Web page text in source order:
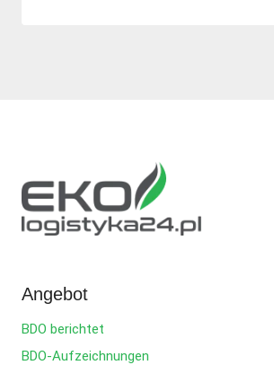
Angebot
BDO berichtet
BDO-Aufzeichnungen